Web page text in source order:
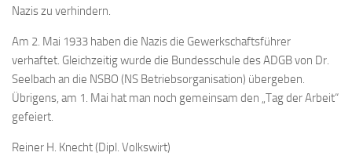
Nazis zu verhindern.
Am 2. Mai 1933 haben die Nazis die Gewerkschaftsführer
verhaftet. Gleichzeitig wurde die Bundesschule des ADGB von Dr.
Seelbach an die NSBO (NS Betriebsorganisation) übergeben.
Übrigens, am 1. Mai hat man noch gemeinsam den „Tag der Arbeit“
gefeiert.
Reiner H. Knecht (Dipl. Volkswirt)